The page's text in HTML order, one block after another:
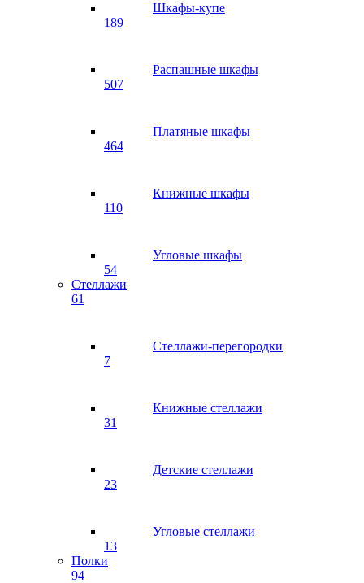
Шкафы-купе
189
Распашные шкафы
507
Платяные шкафы
464
Книжные шкафы
110
Угловые шкафы
54
Стеллажи
61
Стеллажи-перегородки
7
Книжные стеллажи
31
Детские стеллажи
23
Угловые стеллажи
13
Полки
94